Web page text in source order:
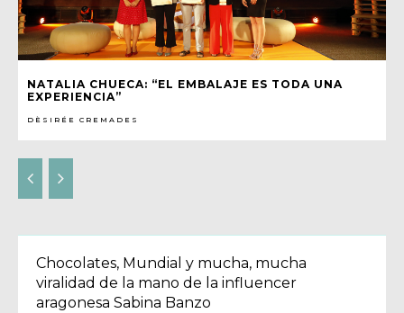
NATALIA CHUECA: “EL EMBALAJE ES TODA UNA
EXPERIENCIA”
DÈSIRÉE CREMADES
Chocolates, Mundial y mucha, mucha
viralidad de la mano de la influencer
aragonesa Sabina Banzo